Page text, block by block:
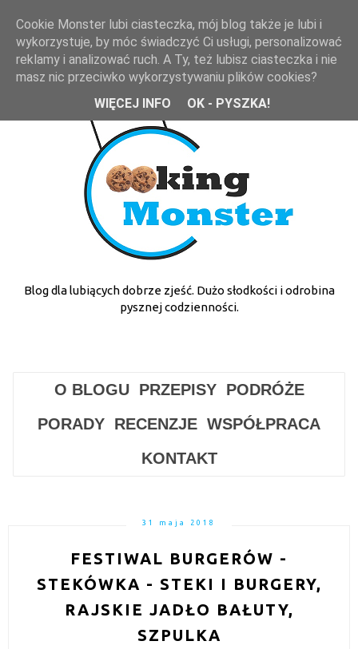
Blog dla lubiących dobrze zjeść. Dużo słodkości i odrobina
pysznej codzienności.
O BLOGU PRZEPISY
PODRÓŻE
PORADY RECENZJE WSPÓŁPRACA
KONTAKT
31 maja 2018
FESTIWAL BURGERÓW -
STEKÓWKA - STEKI I BURGERY,
RAJSKIE JADŁO BAŁUTY,
SZPULKA
Cookie Monster lubi ciasteczka, mój blog także je lubi i
wykorzystuje, by móc świadczyć Ci usługi, personalizować
reklamy i analizować ruch. A Ty, też lubisz ciasteczka i nie
masz nic przeciwko wykorzystywaniu plików cookies?
WIĘCEJ INFO
OK - PYSZKA!